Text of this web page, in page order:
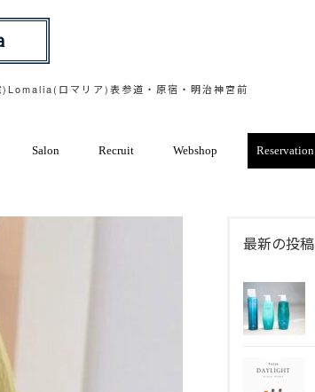
ロマリア)表参道・原宿・明治神宮前
Salon Recruit Webshop Reservation
最新の投稿